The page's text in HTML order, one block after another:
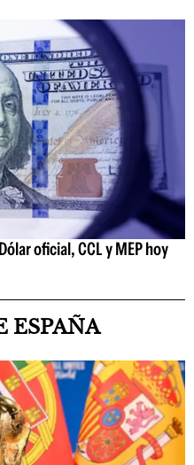
oficial, CCL y MEP hoy
ESPAÑA